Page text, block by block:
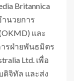
Britannica
ำนวยการ
และ
ารฝ่ายพันธมิตร
Ltd. เพื่อ
ดิจิทัล และส่ง